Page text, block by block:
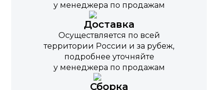
у менеджера по продажам
Доставка
Осуществляется по всей
территории России и за рубеж,
подробнее уточняйте
у менеджера по продажам
Сборка